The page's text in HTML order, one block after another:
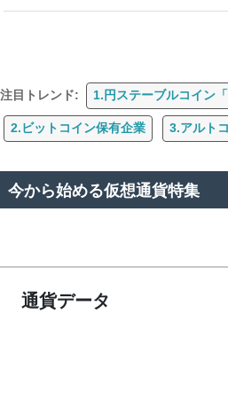
注目トレンド: 1.円ステーブルコイン「
2.ビットコイン保有企業 3.アルト
今から始める仮想通貨特集
通貨データ